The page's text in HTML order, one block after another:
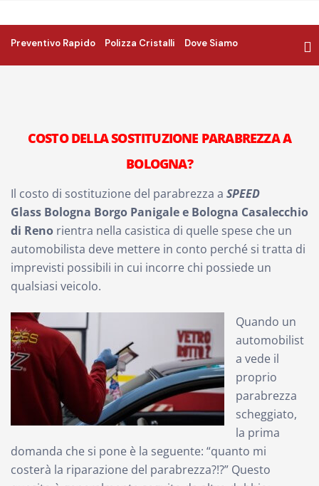
Preventivo Rapido Polizza Cristalli Dove Siamo
COSTO DELLA SOSTITUZIONE PARABREZZA A
BOLOGNA?
Il costo di sostituzione del parabrezza a SPEED
Glass Bologna Borgo Panigale e Bologna Casalecchio
di Reno rientra nella casistica di quelle spese che un
automobilista deve mettere in conto perché si tratta di
imprevisti possibili in cui incorre chi possiede un
qualsiasi veicolo.
Quando un
automobilist
a vede il
proprio
parabrezza
scheggiato,
la prima
domanda che si pone è la seguente: “quanto mi
costerà la riparazione del parabrezza?!?” Questo